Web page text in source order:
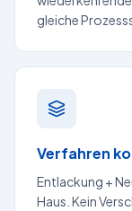
gleiche
Verfahren
Entlackung +
Haus. Kein